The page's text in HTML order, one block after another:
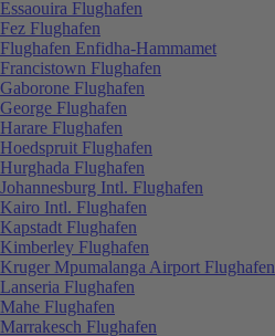
Essaouira Flughafen
Fez Flughafen
Flughafen Enfidha-Hammamet
Francistown Flughafen
Gaborone Flughafen
George Flughafen
Harare Flughafen
Hoedspruit Flughafen
Hurghada Flughafen
Johannesburg Intl. Flughafen
Kairo Intl. Flughafen
Kapstadt Flughafen
Kimberley Flughafen
Kruger Mpumalanga Airport Flughafen
Lanseria Flughafen
Mahe Flughafen
Marrakesch Flughafen